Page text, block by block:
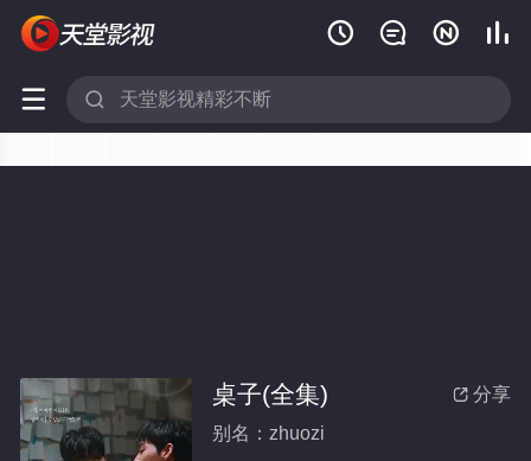
   
 
 分享
桌子(全集)
别名：zhuozi